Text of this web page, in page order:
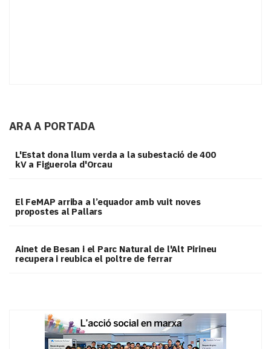
ARA A PORTADA
L'Estat dona llum verda a la subestació de 400
kV a Figuerola d'Orcau
El FeMAP arriba a l’equador amb vuit noves
propostes al Pallars
Ainet de Besan i el Parc Natural de l'Alt Pirineu
recupera i reubica el poltre de ferrar